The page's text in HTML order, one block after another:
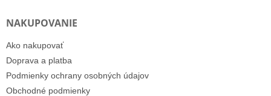
NAKUPOVANIE
Ako nakupovať
Doprava a platba
Podmienky ochrany osobných údajov
Obchodné podmienky